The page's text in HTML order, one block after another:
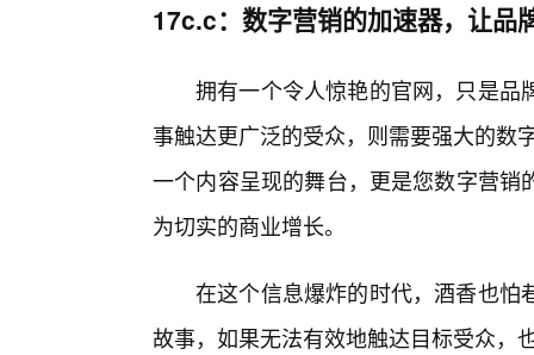
17c.c：数字营销的加速器，让品
拥有一个令人惊艳的官网，只是品
事触达更广泛的受众，则需要强大的数
一个内容呈现的舞台，更是您数字营
为切实的商业增长。
在这个信息爆炸的时代，酒香也怕
故事，如果无法有效地触达目标受众，